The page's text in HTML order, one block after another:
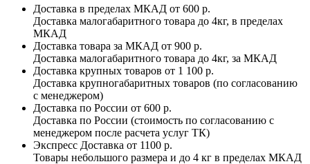
Доставка в пределах МКАД от 600 р.
Доставка малогабаритного товара до 4кг, в пределах
МКАД
Доставка товара за МКАД от 900 р.
Доставка малогабаритного товара до 4кг, за МКАД
Доставка крупных товаров от 1 100 р.
Доставка крупногабаритных товаров (по согласованию
с менеджером)
Доставка по России от 600 р.
Доставка по России (стоимость по согласованию с
менеджером после расчета услуг ТК)
Экспресс Доставка от 1100 р.
Товары небольшого размера и до 4 кг в пределах МКАД